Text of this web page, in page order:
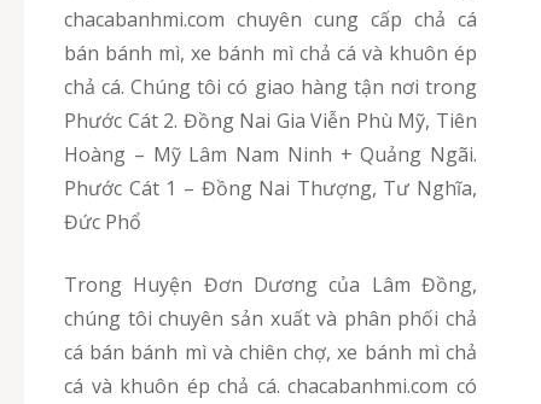
chacabanhmi.com chuyên cung cấp chả cá
bán bánh mì, xe bánh mì chả cá và khuôn ép
chả cá. Chúng tôi có giao hàng tận nơi trong
Phước Cát 2. Đồng Nai Gia Viễn Phù Mỹ, Tiên
Hoàng – Mỹ Lâm Nam Ninh + Quảng Ngãi.
Phước Cát 1 – Đồng Nai Thượng, Tư Nghĩa,
Đức Phổ
Trong Huyện Đơn Dương của Lâm Đồng,
chúng tôi chuyên sản xuất và phân phối chả
cá bán bánh mì và chiên chợ, xe bánh mì chả
cá và khuôn ép chả cá. chacabanhmi.com có